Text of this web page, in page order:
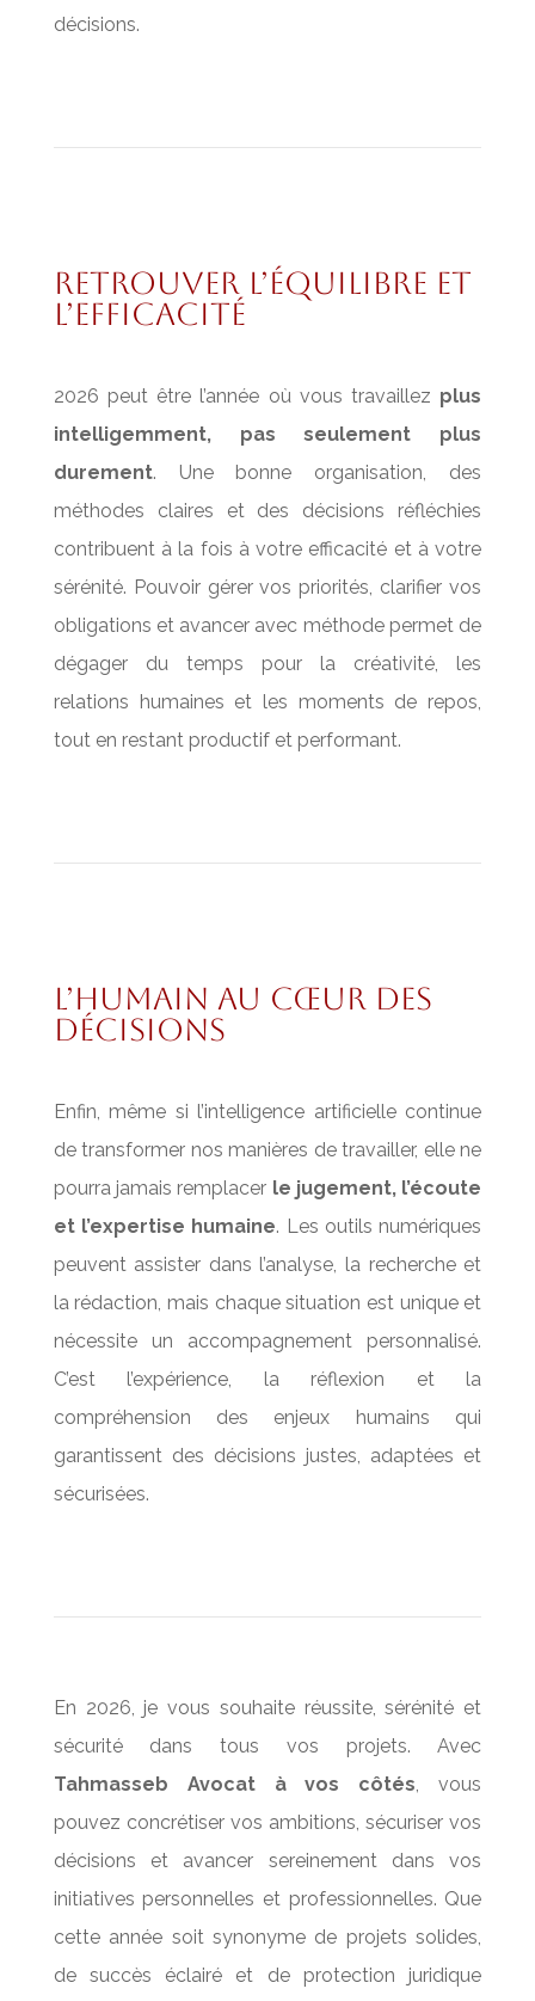
décisions.
Retrouver l’équilibre et
l’efficacité
2026 peut être l’année où vous travaillez plus
intelligemment, pas seulement plus
durement. Une bonne organisation, des
méthodes claires et des décisions réfléchies
contribuent à la fois à votre efficacité et à votre
sérénité. Pouvoir gérer vos priorités, clarifier vos
obligations et avancer avec méthode permet de
dégager du temps pour la créativité, les
relations humaines et les moments de repos,
tout en restant productif et performant.
L’humain au cœur des
décisions
Enfin, même si l’intelligence artificielle continue
de transformer nos manières de travailler, elle ne
pourra jamais remplacer le jugement, l’écoute
et l’expertise humaine. Les outils numériques
peuvent assister dans l’analyse, la recherche et
la rédaction, mais chaque situation est unique et
nécessite un accompagnement personnalisé.
C’est l’expérience, la réflexion et la
compréhension des enjeux humains qui
garantissent des décisions justes, adaptées et
sécurisées.
En 2026, je vous souhaite réussite, sérénité et
sécurité dans tous vos projets. Avec
Tahmasseb Avocat à vos côtés, vous
pouvez concrétiser vos ambitions, sécuriser vos
décisions et avancer sereinement dans vos
initiatives personnelles et professionnelles. Que
cette année soit synonyme de projets solides,
de succès éclairé et de protection juridique